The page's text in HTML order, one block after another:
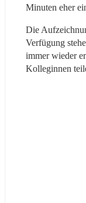
Minuten eher
Die
Verfügung
immer wieder
Kolleginnen